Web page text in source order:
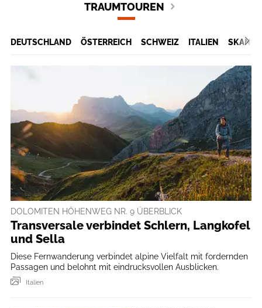
TRAUMTOUREN
DEUTSCHLAND ÖSTERREICH SCHWEIZ ITALIEN
DOLOMITEN HÖHENWEG NR. 9 ÜBERBLICK
Transversale verbindet Schlern, Langkofel
und Sella
Diese Fernwanderung verbindet alpine Vielfalt mit fordernden
Passagen und belohnt mit eindrucksvollen Ausblicken.
Italien